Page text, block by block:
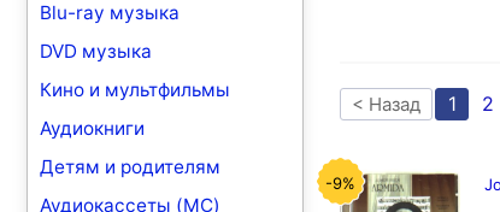
Blu-ray музыка
DVD музыка
Кино и мультфильмы
Аудиокниги
Детям и родителям
Аудиокассеты (MC)
< Назад 1 2
-9%